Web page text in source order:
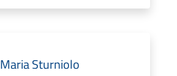
Maria Sturniolo